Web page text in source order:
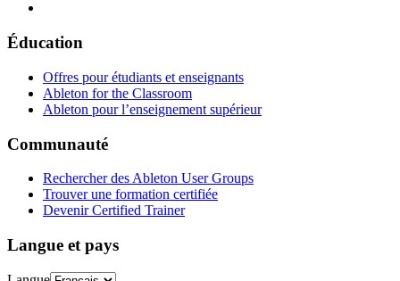
Éducation
Offres pour étudiants et enseignants
Ableton for the Classroom
Ableton pour l’enseignement supérieur
Communauté
Rechercher des Ableton User Groups
Trouver une formation certifiée
Devenir Certified Trainer
Langue et pays